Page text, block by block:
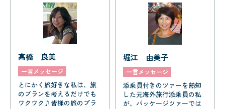
高橋 良美
一言メッセージ
とにかく旅好きな私は、旅
のプランを考えるだけでも
ワクワク♪皆様の旅のプラ
堀江 由美子
一言メッセージ
添乗員付きのツァーを熟知
した元海外旅行添乗員の私
が、パッケージツァーでは